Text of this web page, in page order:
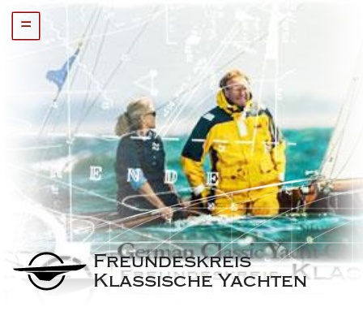
=
Freundeskreis
Klassische Yachten